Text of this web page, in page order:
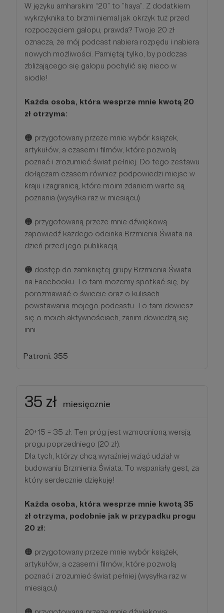
W języku amharskim “20” to ”haya”. Z dodatkiem
wykrzyknika to brzmi niemal jak okrzyk tuż przed
rozpoczęciem galopu, prawda? Twoje 20 zł
oznacza, że mój podcast nabiera rozpędu i nabiera
nowych możliwości. Pamiętaj tylko, by podczas
zbliżającego się galopu pochylić się nieco w
siodle!
Każda osoba, która wesprze mnie kwotą 20
zł otrzyma:
🟠 przygotowany przeze mnie wybór książek,
artykułów, a czasem i filmów, które pozwolą
poznać i zrozumieć świat pełniej. Do tego zestawu
dołączam czasem również podpowiedzi miejsc w
kraju i zagranicą, które moim zdaniem warte są
poznania (wysyłka raz w miesiącu)
🟠 przygotowaną przeze mnie dźwiękową
zapowiedź każdego odcinka Brzmienia Świata na
dzień przed jego publikacją
🟠 dostęp do zamkniętej grupy Brzmienia Świata
na Facebooku. To tam możemy spotkać się, by
porozmawiać o świecie oraz o kulisach
powstawania mojego podcastu. To tam dowiesz
się o moich aktywnościach, zanim dowiedzą się
inni.
Patroni: 355
35 zł miesięcznie
20+15 = 35 zł. Ten próg jest wzmocnioną wersją
progu poprzedniego (20 zł).
Dla tych, którzy chcą wyraźniej wziąć udział w
budowaniu Brzmienia Świata. To wspaniały gest, za
który serdecznie dziękuję!
Każda osoba, która wesprze mnie kwotą 35
zł otrzyma, podobnie jak w przypadku progu
20 zł:
🟠 przygotowany przeze mnie wybór książek,
artykułów, a czasem i filmów, które pozwolą
poznać i zrozumieć świat pełniej (wysyłka raz w
miesiącu)